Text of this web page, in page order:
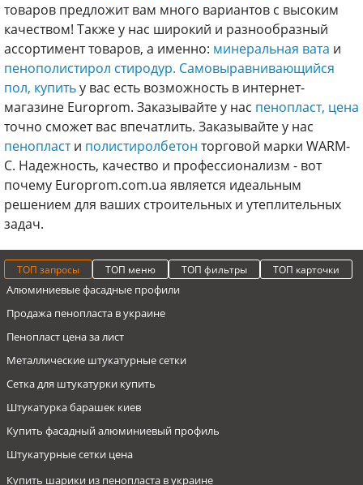
товаров предложит вам много вариантов с высоким
качеством! Также у нас широкий и разнообразный
ассортимент товаров, а именно: минеральная вата и
пенополистирол стиродур. Самовыравнивающийся
пол, купитьу вас есть возможность в интернет-
магазине Europrom. Заказывайте у нас пенопласт, цена
точно сможет вас впечатлить. Заказывайте у нас
пенопласти полистиролбетон торговой марки WARM-
C. Надежность, качество и профессионализм - вот
почему Europrom.com.ua является идеальным
решением для ваших строительных и утеплительных
задач.
ТОП запросы ТОП меню ТОП фильтры ТОП карточки
Алюминиевые фасадные профили
Продажа пенопласта в украине
Пенопласт цена за лист
Металлические штукатурные сетки
Сетка для штукатурки купить
Штукатурка барашек киев
Купить фасадный алюминиевый профиль
Штукатурные сетки цена
Купить шарики из пенопласта в украине